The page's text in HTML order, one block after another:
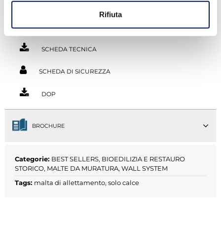
Rifiuta
SCHEDA TECNICA
SCHEDA DI SICUREZZA
DOP
BROCHURE
Categorie: BEST SELLERS, BIOEDILIZIA E RESTAURO
STORICO, MALTE DA MURATURA, WALL SYSTEM
Tags: malta di allettamento, solo calce